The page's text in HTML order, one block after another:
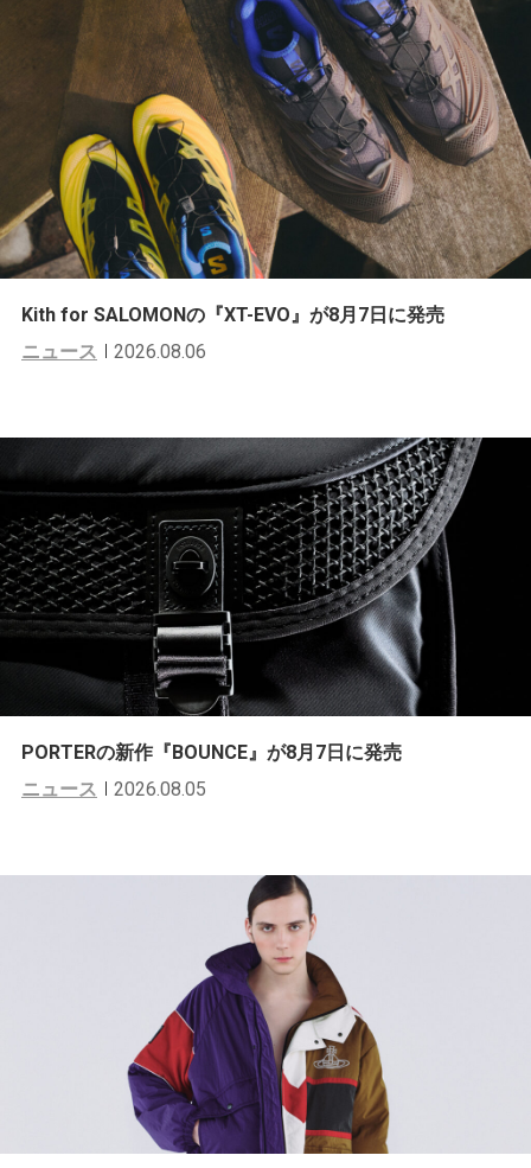
Kith for SALOMONの『XT-EVO』が8月7日に発売
ニュース
2026.08.06
PORTERの新作『BOUNCE』が8月7日に発売
ニュース
2026.08.05